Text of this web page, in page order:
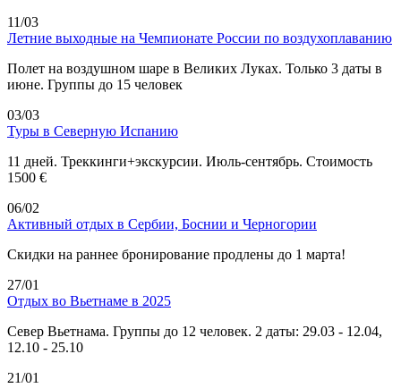
11/03
Летние выходные на Чемпионате России по воздухоплаванию
Полет на воздушном шаре в Великих Луках. Только 3 даты в
июне. Группы до 15 человек
03/03
Туры в Северную Испанию
11 дней. Треккинги+экскурсии. Июль-сентябрь. Стоимость
1500 €
06/02
Активный отдых в Сербии, Боснии и Черногории
Скидки на раннее бронирование продлены до 1 марта!
27/01
Отдых во Вьетнаме в 2025
Север Вьетнама. Группы до 12 человек. 2 даты: 29.03 - 12.04,
12.10 - 25.10
21/01